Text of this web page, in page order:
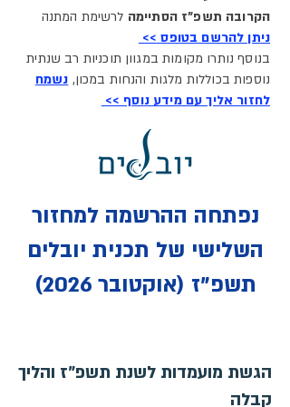
הקרובה תשפ"ז הסתיימה לרשימת המתנה
ניתן להרשם בטופס >>
בנוסף נותרו מקומות במגוון תוכניות רב שנתית
נוספות בכוללות מלגות והנחות במכון, נשמח
לחזור אליך עם מידע נוסף >>
נפתחה ההרשמה למחזור
השלישי של תכנית יובלים
תשפ"ז (אוקטובר 2026)
הגשת מועמדות לשנת תשפ"ז והליך
קבלה